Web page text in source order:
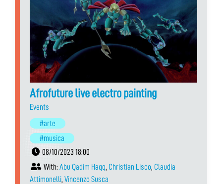
Afrofuture live electro painting
Events
#arte
#musica
08/10/2023 18:00
With: Abu Qadim Haqq, Christian Lisco, Claudia
Attimonelli, Vincenzo Susca